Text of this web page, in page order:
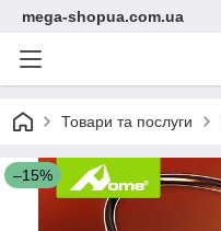
mega-shopua.com.ua
Товари та послуги
–15%